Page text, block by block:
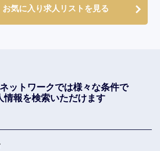
お気に入り求人リストを見る
ットワークでは様々な条件で
情報を検索いただけます